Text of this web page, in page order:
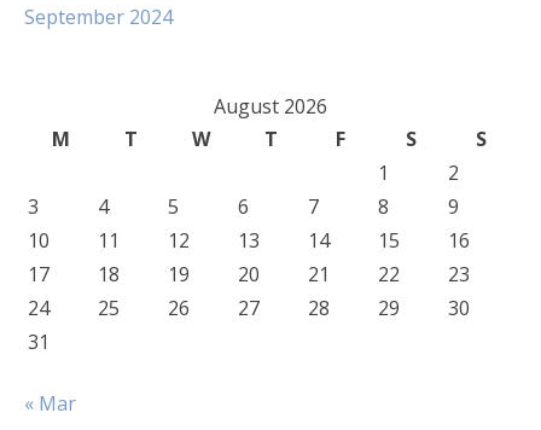
September 2024
August 2026
M
T W T F S
S
1
2
3
4 5 6 7 8
9
10
11 12 13 14 15
16
17
18 19 20 21 22
23
24
25 26 27 28 29
30
31
« Mar